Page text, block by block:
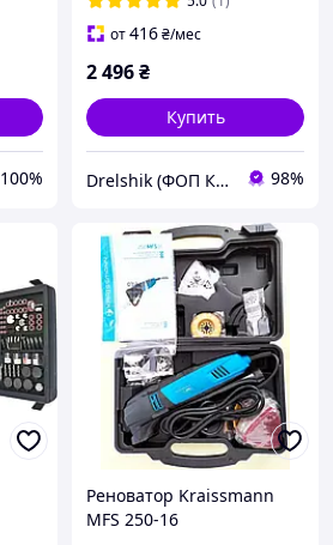
100%
УСТАНОВЛЕНИЯ)
от416₴/мес
2 496₴
Купить
Drelshik (ФОП Ковалев Евгений ) 98%
Реноватор Kraissmann
MFS 250-16